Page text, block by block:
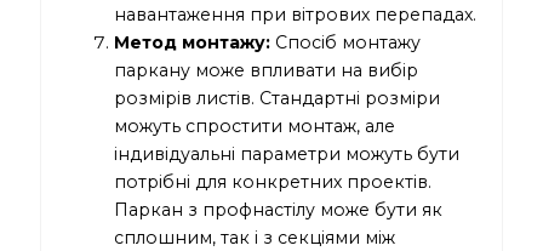
навантаження при вітрових перепадах.
Метод монтажу: Спосіб монтажу
паркану може впливати на вибір
розмірів листів. Стандартні розміри
можуть спростити монтаж, але
індивідуальні параметри можуть бути
потрібні для конкретних проектів.
Паркан з профнастілу може бути як
сплошним, так і з секціями між